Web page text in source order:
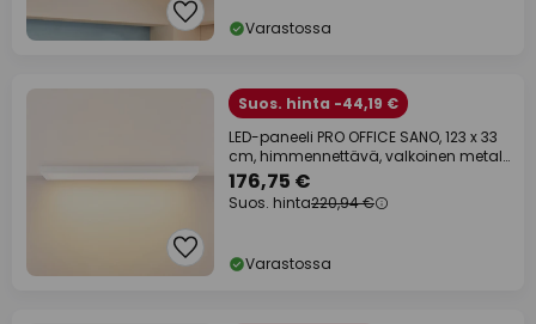
Varastossa
Suos. hinta -44,19 €
LED-paneeli PRO OFFICE SANO, 123 x 33
cm, himmennettävä, valkoinen metalli
CCT
176,75 €
Suos. hinta220,94 €
Varastossa